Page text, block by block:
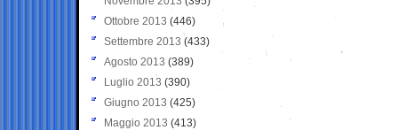
Ottobre 2013 (446)
Settembre 2013 (433)
Agosto 2013 (389)
Luglio 2013 (390)
Giugno 2013 (425)
Maggio 2013 (413)